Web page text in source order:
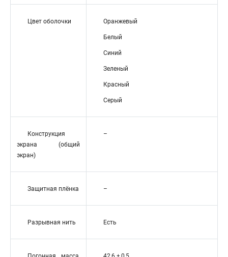
Цвет оболочки Оранжевый
Белый
Синий
Зеленый
Красный
Серый
Конструкция
экрана (общий
экран)
–
Защитная плёнка –
Разрывная нить Есть